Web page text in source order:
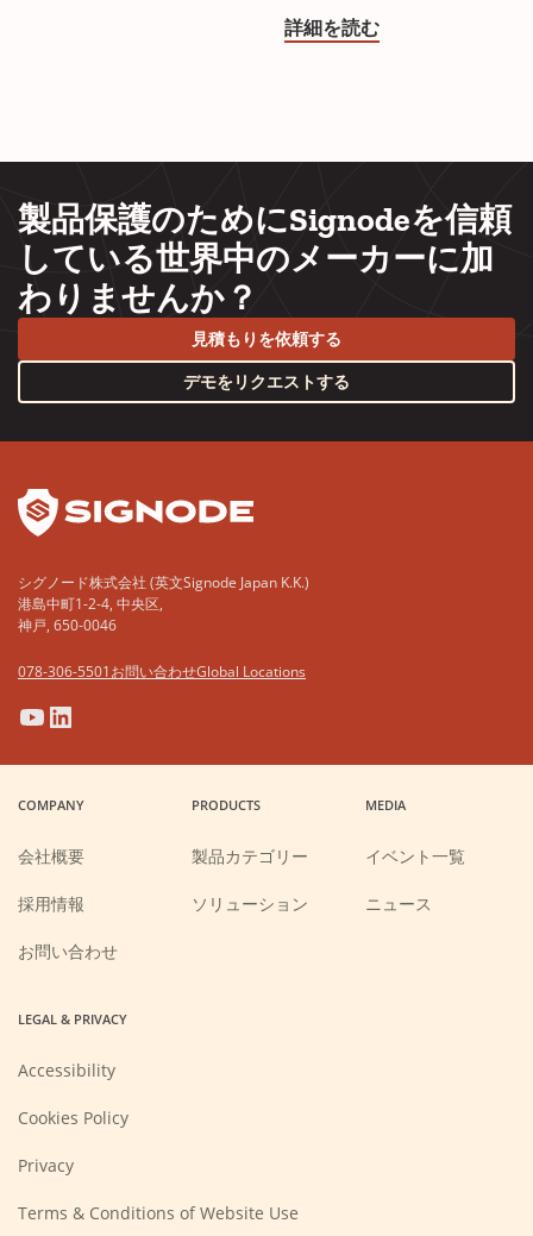
詳細を読む
製品保護のためにSignodeを信頼
している世界中のメーカーに加
わりませんか？
見積もりを依頼する
デモをリクエストする
シグノード株式会社 (英文Signode Japan K.K.)
港島中町1-2-4, 中央区,
神戸, 650-0046
078-306-5501お問い合わせGlobal Locations
(Opens
in
new
window)
(Opens
in
new
window)
(Opens
in
new
window)
(Opens
in
new
window)
COMPANY
会社概要
採用情報
new
window)
お問い合わせ
PRODUCTS
製品カテゴリー
ソリューション
MEDIA
イベント一覧
ニュース
LEGAL & PRIVACY
Accessibility
Cookies Policy
Privacy
Terms & Conditions of Website Use